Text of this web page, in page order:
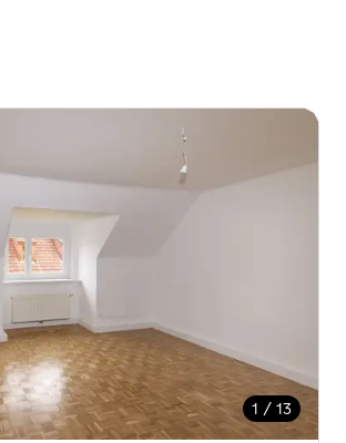
1 / 13